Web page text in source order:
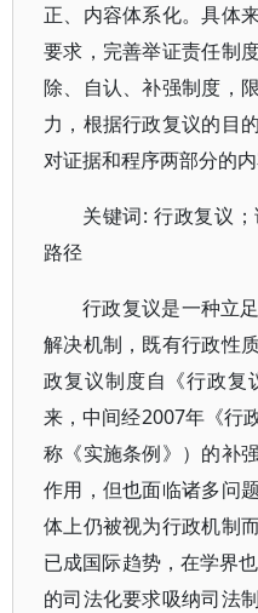
正、内容体系化。具体
要求，完善举证责任制
除、自认、补强制度，
力，根据行政复议的目
对证据和程序两部分的内
关键词: 行政复议
路径
行政复议是一种立
解决机制，既有行政性
政复议制度自《行政复
来，中间经2007年《行
称《实施条例》）的补
作用，但也面临诸多问
体上仍被视为行政机制
已成国际趋势，在学界
的司法化要求吸纳司法